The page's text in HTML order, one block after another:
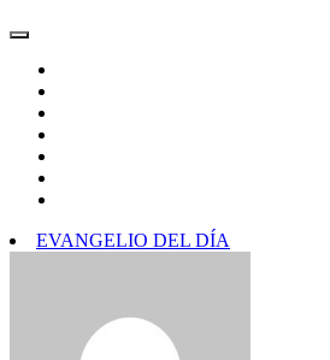
EVANGELIO DEL DÍA